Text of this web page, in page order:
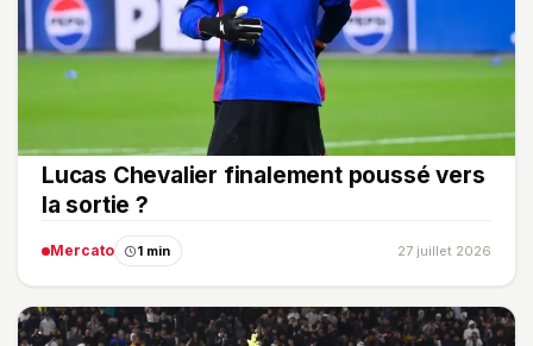
Lucas Chevalier finalement poussé vers
la sortie ?
Mercato 1 min 27 juillet 2026